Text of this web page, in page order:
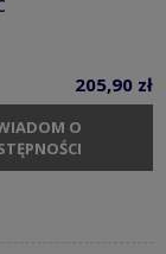
205,90 zł
O